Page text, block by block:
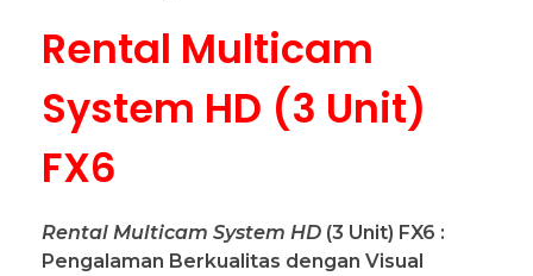
Rental Multicam
System HD (3 Unit)
FX6
Rental Multicam System HD (3 Unit) FX6 :
Pengalaman Berkualitas dengan Visual